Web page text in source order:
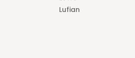
Lufian